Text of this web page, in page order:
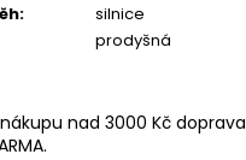
:
silnice
prodyšná
nad 3000 Kč doprava